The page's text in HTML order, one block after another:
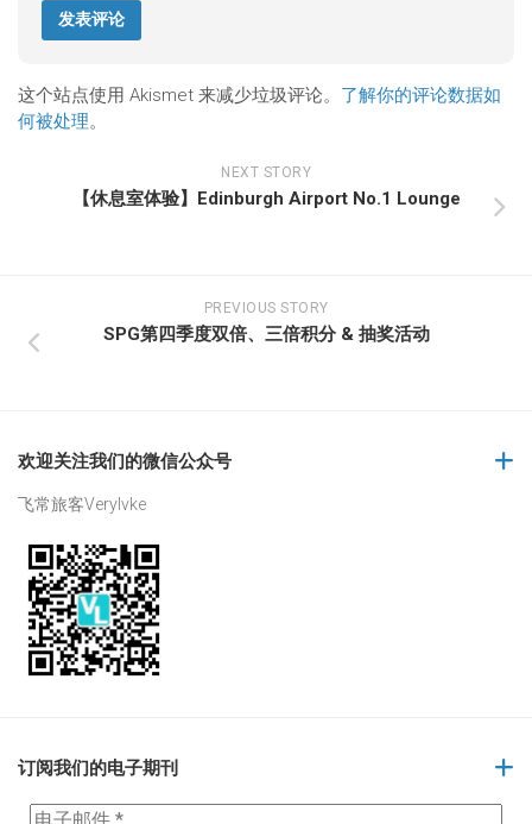
这个站点使用 Akismet 来减少垃圾评论。 了解你的评论数据如
何被处理。
NEXT STORY
【休息室体验】Edinburgh Airport No.1 Lounge
PREVIOUS STORY
SPG第四季度双倍、三倍积分 & 抽奖活动
欢迎关注我们的微信公众号
飞常旅客Verylvke
订阅我们的电子期刊